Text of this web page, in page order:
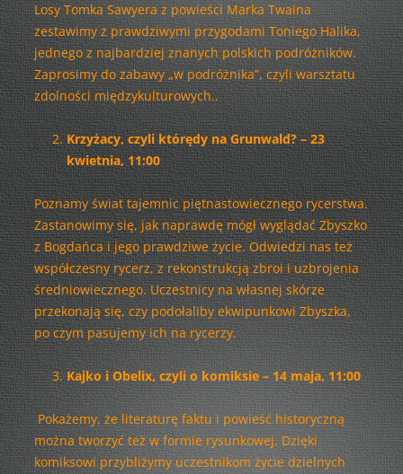
Losy Tomka Sawyera z powieści Marka Twaina
zestawimy z prawdziwymi przygodami Toniego Halika,
jednego z najbardziej znanych polskich podróżników.
Zaprosimy do zabawy „w podróżnika”, czyli warsztatu
zdolności międzykulturowych..
Krzyżacy, czyli którędy na Grunwald? – 23
kwietnia, 11:00
Poznamy świat tajemnic piętnastowiecznego rycerstwa.
Zastanowimy się, jak naprawdę mógł wyglądać Zbyszko
z Bogdańca i jego prawdziwe życie. Odwiedzi nas też
współczesny rycerz, z rekonstrukcją zbroi i uzbrojenia
średniowiecznego. Uczestnicy na własnej skórze
przekonają się, czy podołaliby ekwipunkowi Zbyszka,
po czym pasujemy ich na rycerzy.
Kajko i Obelix, czyli o komiksie – 14 maja, 11:00
Pokażemy, że literaturę faktu i powieść historyczną
można tworzyć też w formie rysunkowej. Dzięki
komiksowi przybliżymy uczestnikom życie dzielnych